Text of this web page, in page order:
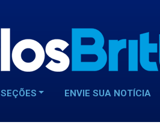
SEÇÕES ENVIE SUA NOTÍCIA